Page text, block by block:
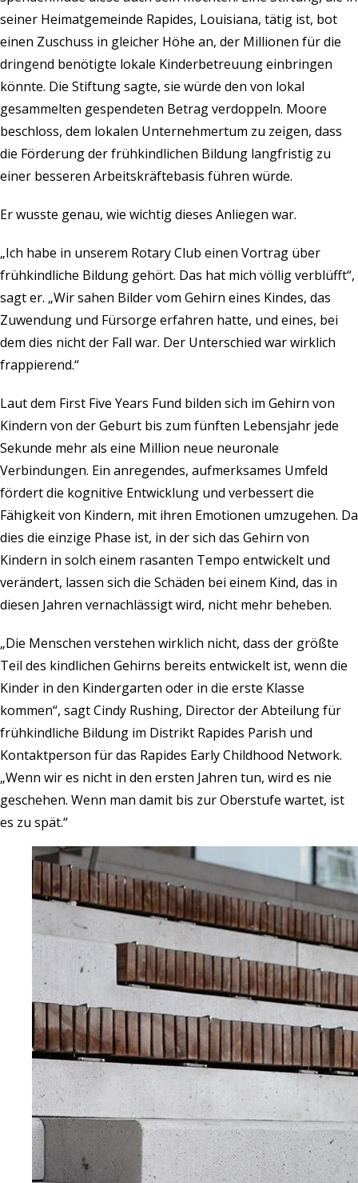
seiner Heimatgemeinde Rapides, Louisiana, tätig ist, bot
einen Zuschuss in gleicher Höhe an, der Millionen für die
dringend benötigte lokale Kinderbetreuung einbringen
könnte. Die Stiftung sagte, sie würde den von lokal
gesammelten gespendeten Betrag verdoppeln. Moore
beschloss, dem lokalen Unternehmertum zu zeigen, dass
die Förderung der frühkindlichen Bildung langfristig zu
einer besseren Arbeitskräftebasis führen würde.
Er wusste genau, wie wichtig dieses Anliegen war.
„Ich habe in unserem Rotary Club einen Vortrag über
frühkindliche Bildung gehört. Das hat mich völlig verblüfft“,
sagt er. „Wir sahen Bilder vom Gehirn eines Kindes, das
Zuwendung und Fürsorge erfahren hatte, und eines, bei
dem dies nicht der Fall war. Der Unterschied war wirklich
frappierend.“
Laut dem First Five Years Fund bilden sich im Gehirn von
Kindern von der Geburt bis zum fünften Lebensjahr jede
Sekunde mehr als eine Million neue neuronale
Verbindungen. Ein anregendes, aufmerksames Umfeld
fördert die kognitive Entwicklung und verbessert die
Fähigkeit von Kindern, mit ihren Emotionen umzugehen. Da
dies die einzige Phase ist, in der sich das Gehirn von
Kindern in solch einem rasanten Tempo entwickelt und
verändert, lassen sich die Schäden bei einem Kind, das in
diesen Jahren vernachlässigt wird, nicht mehr beheben.
„Die Menschen verstehen wirklich nicht, dass der größte
Teil des kindlichen Gehirns bereits entwickelt ist, wenn die
Kinder in den Kindergarten oder in die erste Klasse
kommen“, sagt Cindy Rushing, Director der Abteilung für
frühkindliche Bildung im Distrikt Rapides Parish und
Kontaktperson für das Rapides Early Childhood Network.
„Wenn wir es nicht in den ersten Jahren tun, wird es nie
geschehen. Wenn man damit bis zur Oberstufe wartet, ist
es zu spät.“